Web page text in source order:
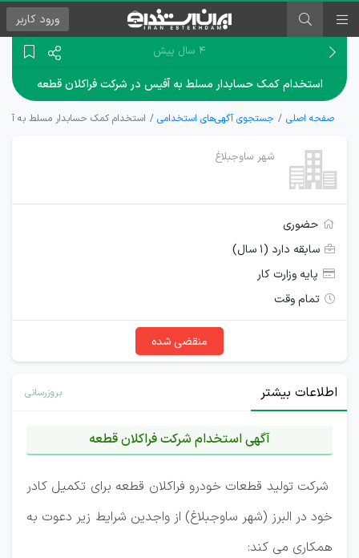
ورود کاربر
۴ سال پیش
استخدام کمک حسابدار مسلط به آفیس در شرکت فراکلان قطعه
صفحه اصلی جستجوی آگهی‌های استخدامی استخدام کمک حسابدار مسلط به
شهر ساوجبلاغ
حضوری
سابقه دارد (۱ سال)
پایه وزارت کار
تمام وقت
منقضی شده
اطلاعات بیشتر بروزرسانی
آگهی استخدام شرکت فراکلان قطعه
شرکت تولید قطعات خودرو فراکلان قطعه برای تکمیل کادر
خود در البرز (شهر ساوجبلاغ) از واجدین شرایط زیر دعوت به
همکاری می کند: